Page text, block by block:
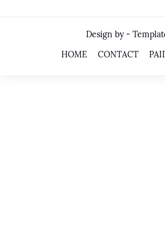
Design by -
HOME
CONTACT